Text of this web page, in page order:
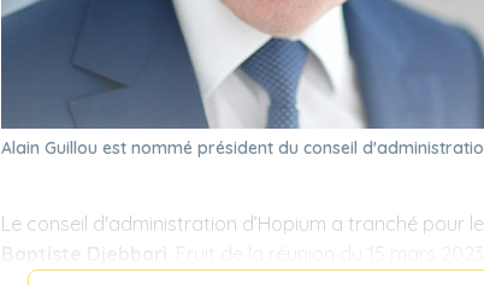
Alain Guillou est nommé président du conseil
Le conseil d'administration d’Hopium a tranché pour
Baptiste Djebbari
. Fruit de la réunion du 15 mars 2023,